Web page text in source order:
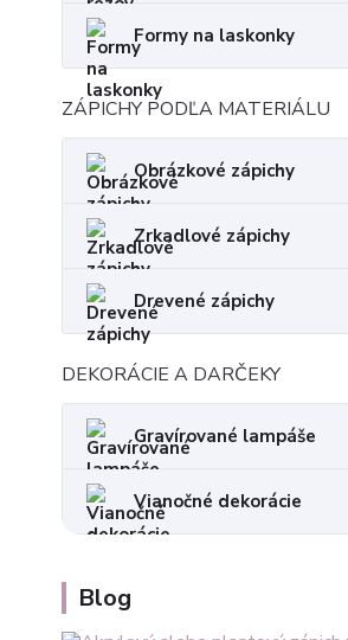
Formy na laskonky
ZÁPICHY PODĽA MATERIÁLU
Obrázkové zápichy
Zrkadlové zápichy
Drevené zápichy
DEKORÁCIE A DARČEKY
Gravírované lampáše
Vianočné dekorácie
Blog